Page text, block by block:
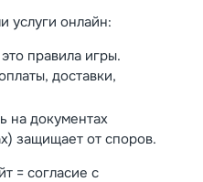
услуги онлайн:
правила игры.
доставки,
на документах
защищает от споров.
= согласие с